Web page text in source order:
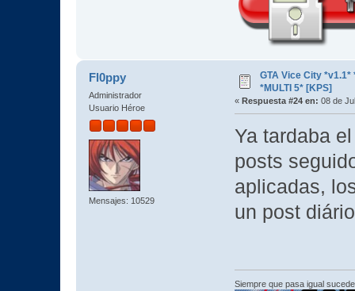
Fl0ppy
Administrador
Usuario Héroe
Mensajes: 10529
GTA Vice City *v1.1*
*MULTI 5* [KPS]
« Respuesta #24 en: 08 de
Ya tardaba
posts
aplicadas,
un post diário
Siempre que pasa igual